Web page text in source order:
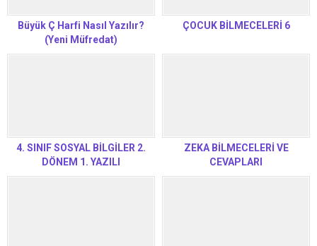
Büyük Ç Harfi Nasıl Yazılır?
(Yeni Müfredat)
ÇOCUK BİLMECELERİ 6
4. SINIF SOSYAL BİLGİLER 2.
DÖNEM 1. YAZILI
ZEKA BİLMECELERİ VE
CEVAPLARI